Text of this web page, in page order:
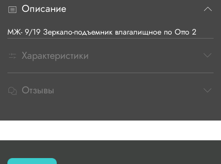
Описание
МЖ- 9/19 Зеркало-подъемник влагалищное по Отто 2
Характеристики
Отзывы